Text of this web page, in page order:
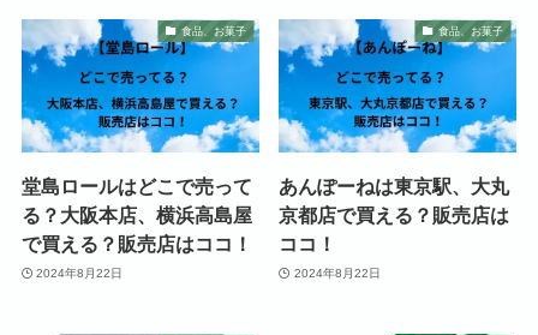
食品、お菓子
堂島ロールはどこで売って
る？大阪本店、横浜高島屋
で買える？販売店はココ！
2024年8月22日
食品、お菓子
あんぽーねは東京駅、大丸
京都店で買える？販売店は
ココ！
2024年8月22日